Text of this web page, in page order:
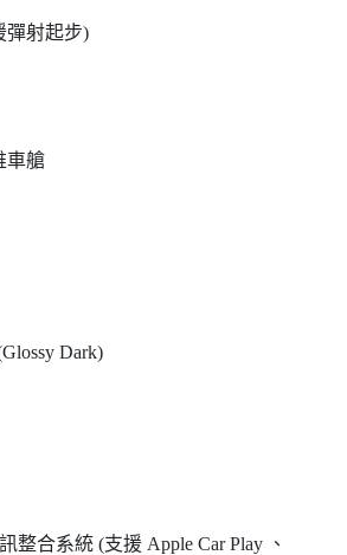
彈射起步)
車艙
Dark)
整合系統 (支援 Apple Car Play 、